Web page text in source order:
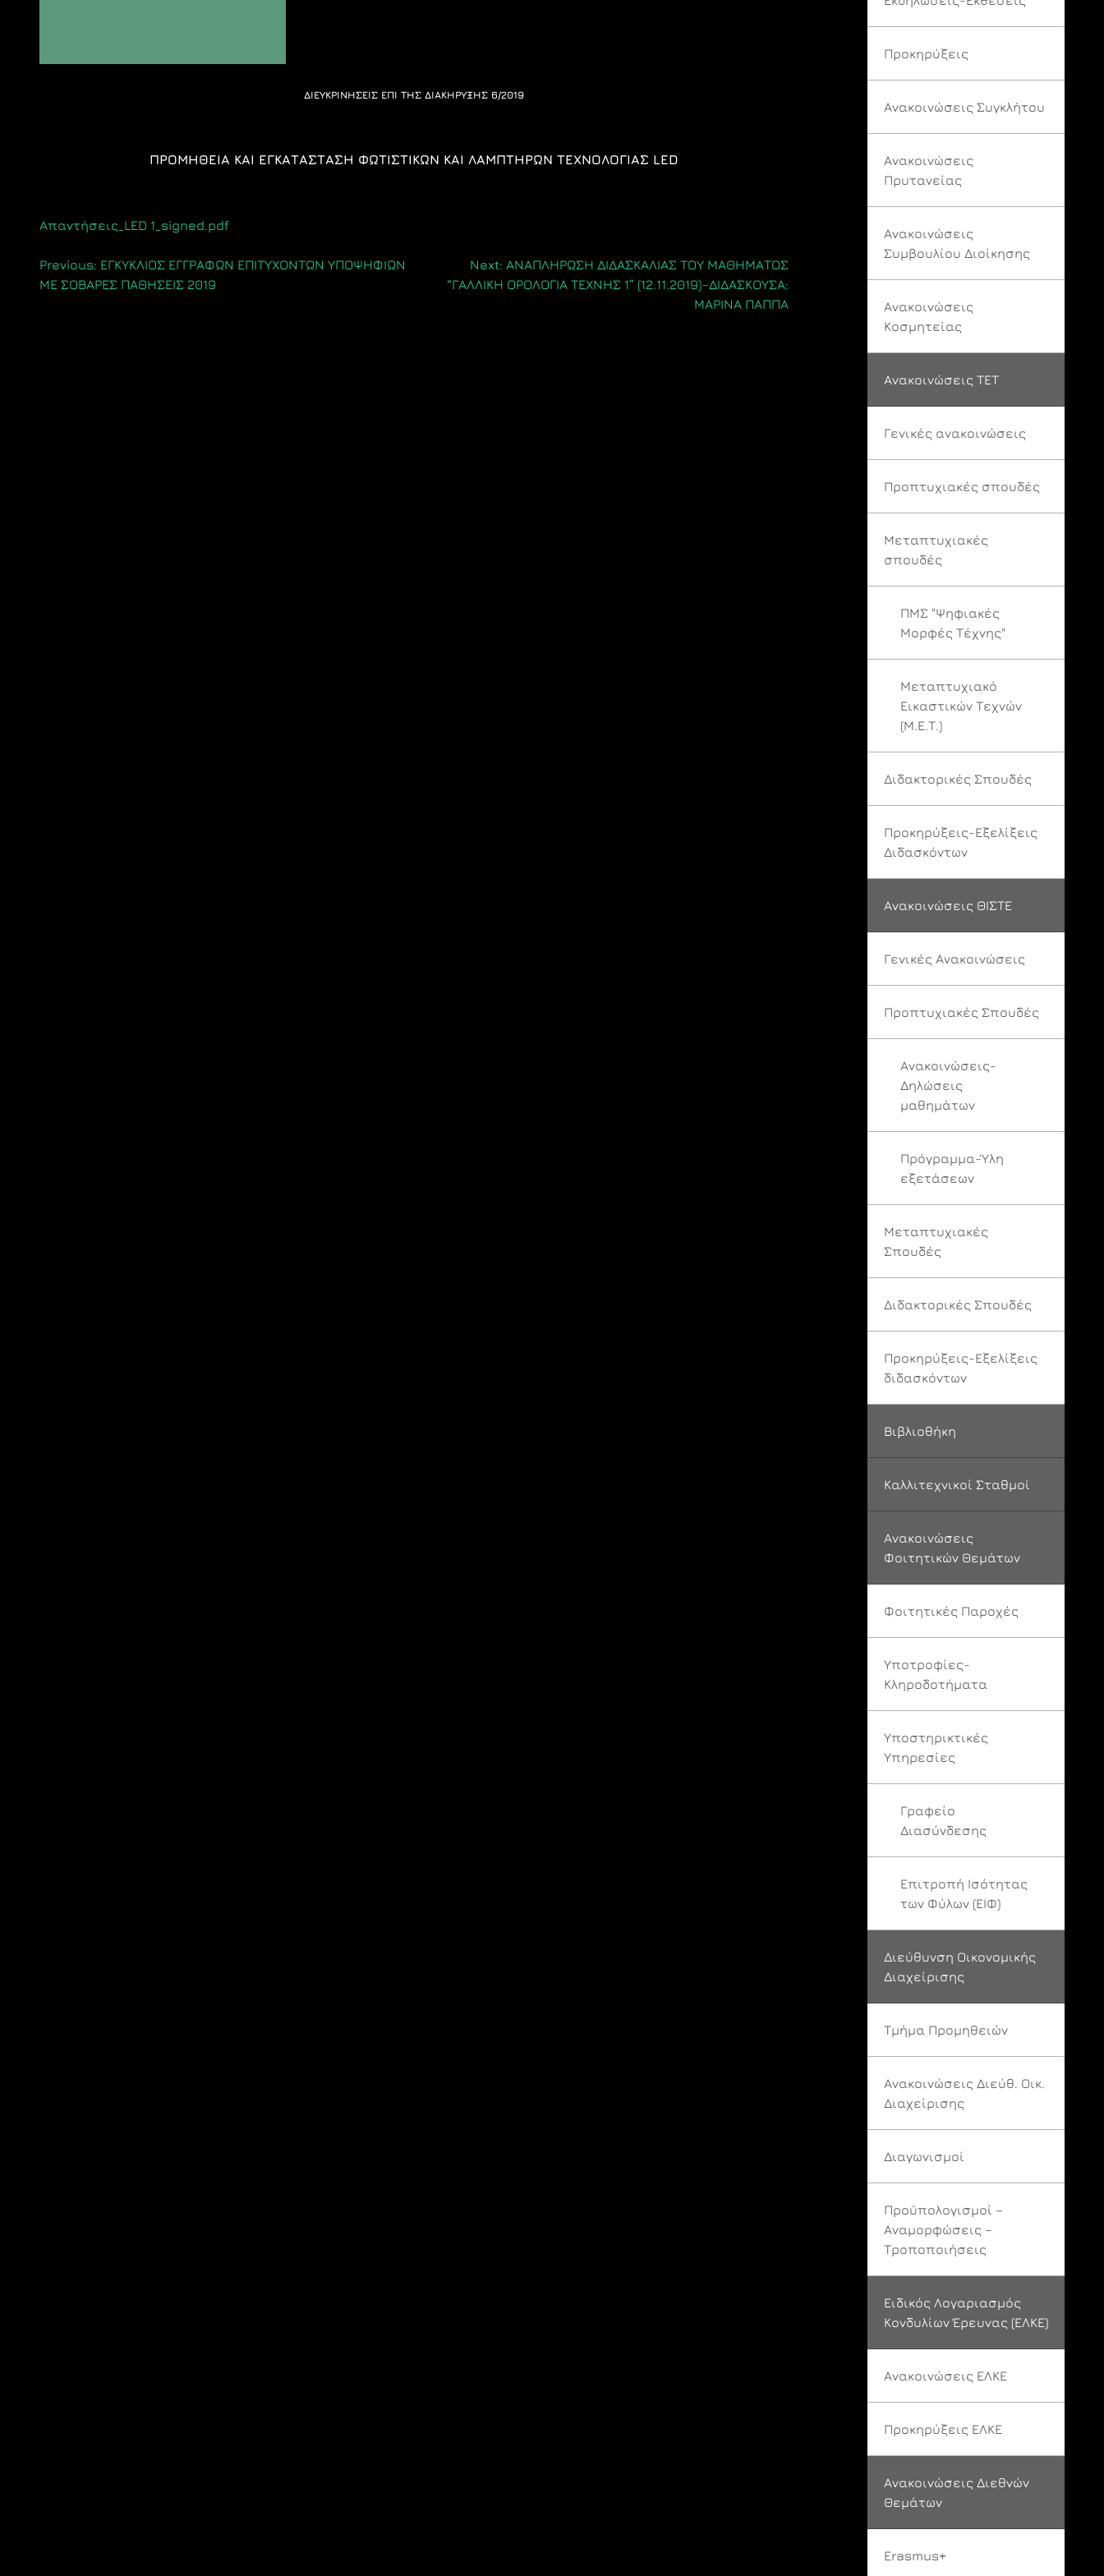
ΔΙΕΥΚΡΙΝΗΣΕΙΣ ΕΠΙ ΤΗΣ ΔΙΑΚΗΡΥΞΗΣ 6/2019
ΠΡΟΜΗΘΕΙΑ ΚΑΙ ΕΓΚΑΤΑΣΤΑΣΗ ΦΩΤΙΣΤΙΚΩΝ ΚΑΙ ΛΑΜΠΤΗΡΩΝ ΤΕΧΝΟΛΟΓΙΑΣ LED
Απαντήσεις_LED 1_signed.pdf
Πλοήγηση
Previous: ΕΓΚΥΚΛΙΟΣ ΕΓΓΡΑΦΩΝ ΕΠΙΤΥΧΟΝΤΩΝ ΥΠΟΨΗΦΙΩΝ
ΜΕ ΣΟΒΑΡΕΣ ΠΑΘΗΣΕΙΣ 2019
Next: ΑΝΑΠΛΗΡΩΣΗ ΔΙΔΑΣΚΑΛΙΑΣ ΤΟΥ ΜΑΘΗΜΑΤΟΣ
“ΓΑΛΛΙΚΗ ΟΡΟΛΟΓΙΑ ΤΕΧΝΗΣ 1” (12.11.2019)–ΔΙΔΑΣΚΟΥΣΑ:
ΜΑΡΙΝΑ ΠΑΠΠΑ
Προκηρύξεις
Ανακοινώσεις Συγκλήτου
Ανακοινώσεις
Πρυτανείας
Ανακοινώσεις
Συμβουλίου Διοίκησης
Ανακοινώσεις
Κοσμητείας
Ανακοινώσεις ΤΕΤ
Γενικές ανακοινώσεις
Προπτυχιακές σπουδές
Μεταπτυχιακές
σπουδές
ΠΜΣ "Ψηφιακές
Μορφές Τέχνης"
Μεταπτυχιακό
Εικαστικών Τεχνών
(Μ.Ε.Τ.)
Διδακτορικές Σπουδές
Προκηρύξεις-Εξελίξεις
Διδασκόντων
Ανακοινώσεις ΘΙΣΤΕ
Γενικές Ανακοινώσεις
Προπτυχιακές Σπουδές
Ανακοινώσεις-
Δηλώσεις
μαθημάτων
Πρόγραμμα-Ύλη
εξετάσεων
Μεταπτυχιακές
Σπουδές
Διδακτορικές Σπουδές
Προκηρύξεις-Εξελίξεις
διδασκόντων
Βιβλιοθήκη
Καλλιτεχνικοί Σταθμοί
Ανακοινώσεις
Φοιτητικών Θεμάτων
Φοιτητικές Παροχές
Υποτροφίες-
Κληροδοτήματα
Υποστηρικτικές
Υπηρεσίες
Γραφείο
Διασύνδεσης
Επιτροπή Ισότητας
των Φύλων (ΕΙΦ)
Διεύθυνση Οικονομικής
Διαχείρισης
Τμήμα Προμηθειών
Ανακοινώσεις Διεύθ. Οικ.
Διαχείρισης
Διαγωνισμοί
Προϋπολογισμοί –
Αναμορφώσεις –
Τροποποιήσεις
Ειδικός Λογαριασμός
Κονδυλίων Έρευνας (ΕΛΚΕ)
Ανακοινώσεις ΕΛΚΕ
Προκηρύξεις ΕΛΚΕ
Ανακοινώσεις Διεθνών
Θεμάτων
Erasmus+